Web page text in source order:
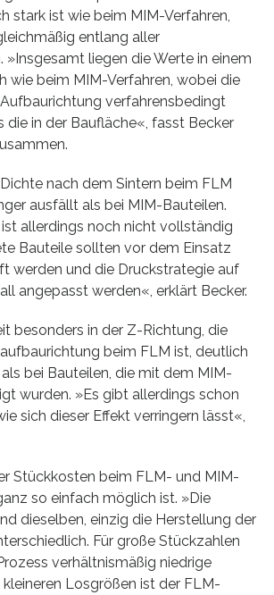
stark ist wie beim MIM-Verfahren,
entlang aller
»Insgesamt liegen die Werte in einem
wie beim MIM-Verfahren, wobei die
verfahrensbedingt
die in der Baufläche«, fasst Becker
nach dem Sintern beim FLM
ausfällt als bei MIM-Bauteilen.
allerdings noch nicht vollständig
Bauteile sollten vor dem Einsatz
werden und die Druckstrategie auf
angepasst werden«, erklärt Becker.
besonders in der Z-Richtung, die
beim FLM ist, deutlich
bei Bauteilen, die mit dem MIM-
wurden. »Es gibt allerdings schon
sich dieser Effekt verringern lässt«,
Stückkosten beim FLM- und MIM-
so einfach möglich ist. »Die
dieselben, einzig die Herstellung der
Für große Stückzahlen
verhältnismäßig niedrige
Losgrößen ist der FLM-